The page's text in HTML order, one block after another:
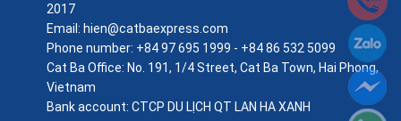
2017
Email: hien@catbaexpress.com
Phone number: +84 97 695 1999 - +84 86 532 5099
Cat Ba Office: No. 191, 1/4 Street, Cat Ba Town, Hai Phong,
Vietnam
Bank account: CTCP DU LỊCH QT LAN HA XANH